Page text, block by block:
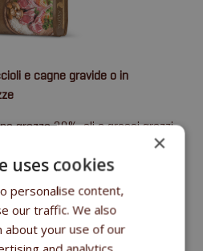
e cagne gravide o in
grezza 30%, oli e grassi grezzi
grezza 7,4%, calcio 1,6%,
×
uses cookies
personalise content,
our traffic. We also
about your use of our